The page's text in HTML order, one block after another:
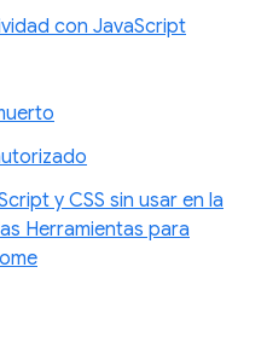
con JavaScript
y CSS sin usar en la
Herramientas para